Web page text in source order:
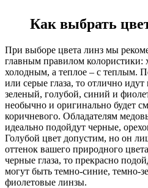
Как выбрать
При выборе цвета линз мы
главным правилом колористики:
холодным, а теплое – с теплым.
или серые глаза, то отлично
зеленый, голубой, синий и
необычно и оригинально будет
коричневого. Обладателям
идеально подойдут черные,
Голубой цвет допустим, но он
оттенок вашего природного
черные глаза, то прекрасно
могут быть темно-синие, темно-
фиолетовые линзы.